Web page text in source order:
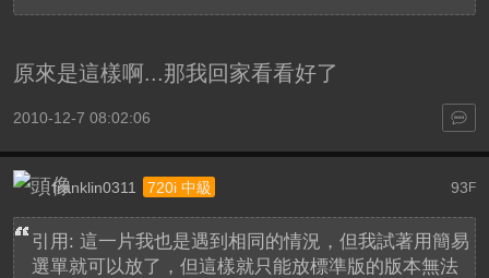
原來是這樣啊...那我回家看看好了
2010-12-7 08:02:06
93F
franklin0311 720i 中級
引用: 這一片我也是遇到相同的情況，但我試著用簡易
選單就可以放了，但這樣就只能放標準版的版本無法